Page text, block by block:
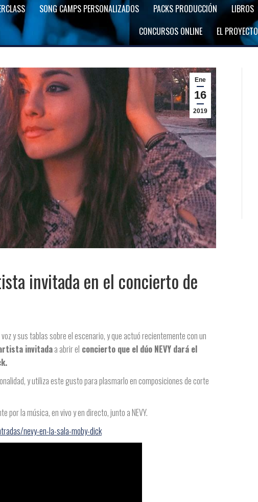
SONG CAMPS PERSONALIZADOS PACKS PRODUCCIÓN LIBROS
CONCURSOS ONLINE
EL PROYECTO
Ene
16
2019
invitada en el concierto de
y sus tablas sobre el escenario, y que actuó recientemente con un
invitadaa abrir el concierto que el dúo NEVY dará el
y utiliza este gusto para plasmarlo en composiciones de corte
por la música, en vivo y en directo, junto a NEVY.
nevy-en-la-sala-moby-dick